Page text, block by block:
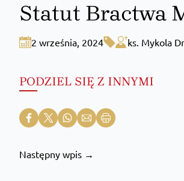
Statut Bractwa
2 września, 2024 ks. Mykola
PODZIEL SIĘ Z INNYMI
Następny wpis →